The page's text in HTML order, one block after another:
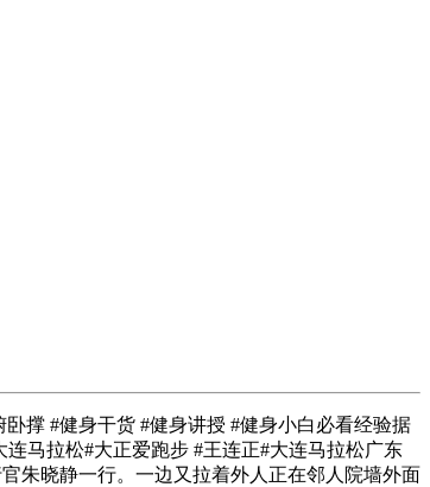
撑 #健身干货 #健身讲授 #健身小白必看经验据
马拉松#大正爱跑步 #王连正#大连马拉松广东
朱晓静一行。一边又拉着外人正在邻人院墙外面